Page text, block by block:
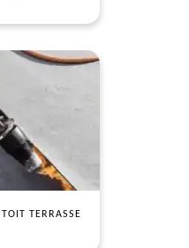
TERRASSE